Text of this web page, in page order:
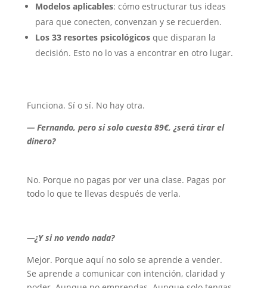
Modelos aplicables: cómo estructurar tus ideas
para que conecten, convenzan y se recuerden.
Los 33 resortes psicológicosque disparan la
decisión. Esto no lo vas a encontrar en otro lugar.
Funciona. Sí o sí. No hay otra.
— Fernando, pero si solo cuesta 89€, ¿será tirar el
dinero?
No. Porque no pagas por ver una clase. Pagas por
todo lo que te llevas después de verla.
—¿Y si no vendo nada?
Mejor. Porque aquí no solo se aprende a vender.
Se aprende a comunicar con intención, claridad y